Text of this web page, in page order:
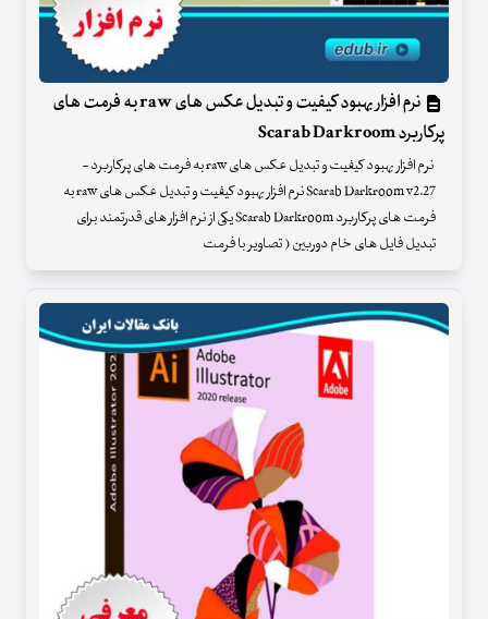
نرم افزار بهبود کیفیت و تبدیل عکس های raw به فرمت های
پرکاربرد Scarab Darkroom
نرم افزار بهبود کیفیت و تبدیل عکس های raw به فرمت های پرکاربرد -
Scarab Darkroom v2.27 نرم افزار بهبود کیفیت و تبدیل عکس های raw به
فرمت های پرکاربرد Scarab Darkroom یکی از نرم افزار های قدرتمند برای
تبدیل فایل های خام دوربین ( تصاویر با فرمت